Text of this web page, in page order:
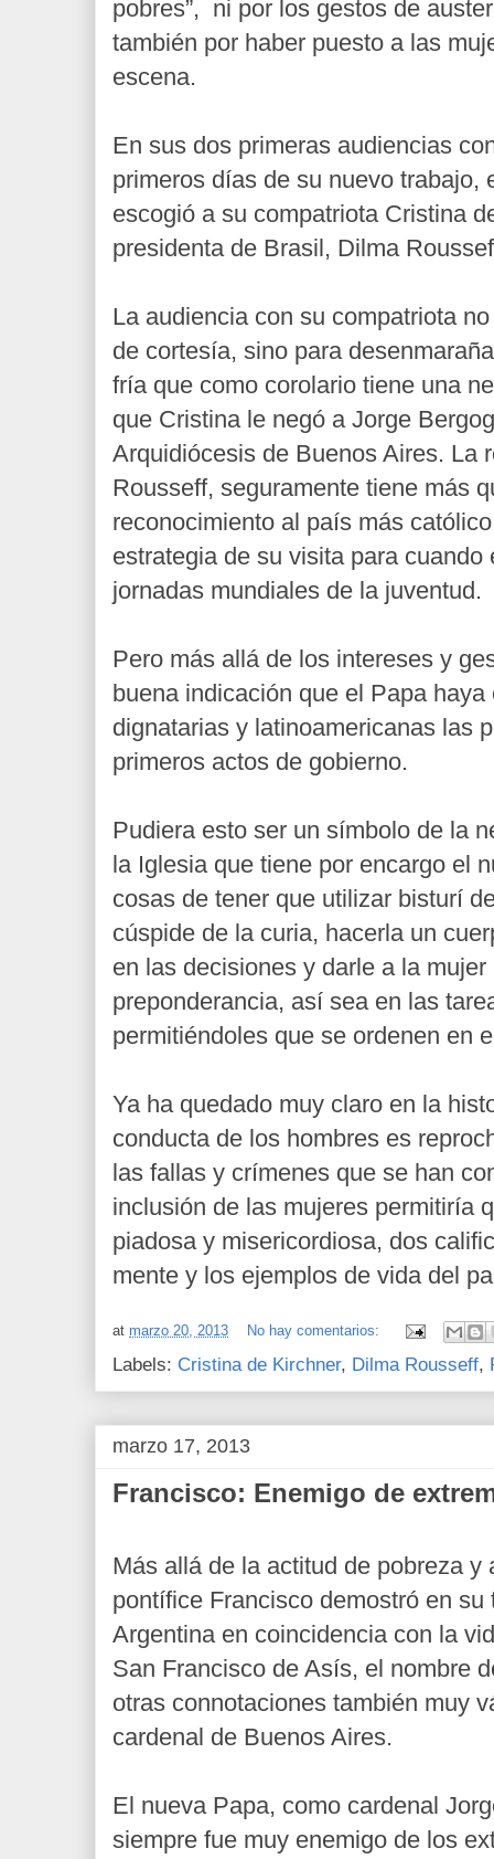
pobres”, ni por los gestos de
también por haber puesto a las
escena.
En sus dos primeras audiencias
primeros días de su nuevo trabajo,
escogió a su compatriota Cristina
presidenta de Brasil, Dilma
La audiencia con su compatriota
de cortesía, sino para
fría que como corolario tiene una
que Cristina le negó a Jorge
Arquidiócesis de Buenos Aires. La
Rousseff, seguramente tiene más
reconocimiento al país más
estrategia de su visita para
jornadas mundiales de la juventud.
Pero más allá de los intereses y
buena indicación que el Papa
dignatarias y latinoamericanas las
primeros actos de gobierno.
Pudiera esto ser un símbolo de la
la Iglesia que tiene por encargo el
cosas de tener que utilizar bisturí
cúspide de la curia, hacerla un
en las decisiones y darle a la
preponderancia, así sea en las
permitiéndoles que se ordenen en
Ya ha quedado muy claro en la
conducta de los hombres es
las fallas y crímenes que se han
inclusión de las mujeres permitiría
piadosa y misericordiosa, dos
mente y los ejemplos de vida del
at marzo 20, 2013 No hay comentarios:
Labels: Cristina de Kirchner, Dilma Rousseff,
marzo 17, 2013
Francisco: Enemigo de
Más allá de la actitud de pobreza y
pontífice Francisco demostró en
Argentina en coincidencia con la
San Francisco de Asís, el nombre
otras connotaciones también muy
cardenal de Buenos Aires.
El nueva Papa, como cardenal
siempre fue muy enemigo de los